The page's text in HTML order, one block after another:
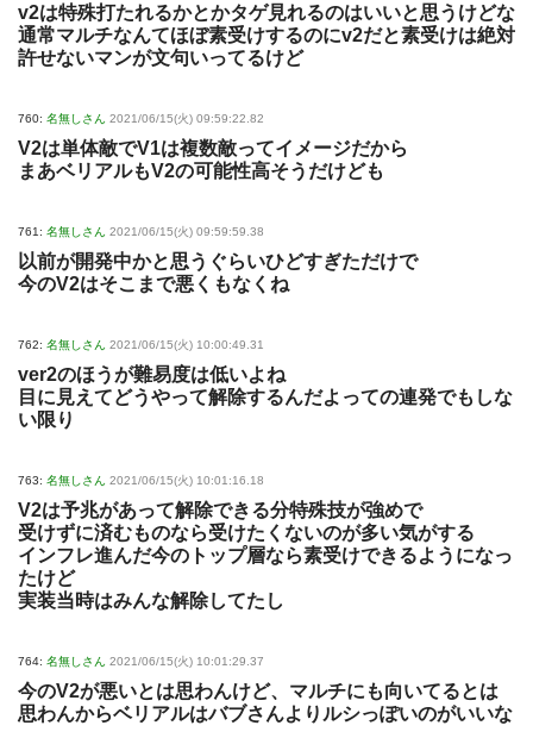
v2は特殊打たれるかとかタゲ見れるのはいいと思うけどな
通常マルチなんてほぼ素受けするのにv2だと素受けは絶対
許せないマンが文句いってるけど
760: 名無しさん 2021/06/15(火) 09:59:22.82
V2は単体敵でV1は複数敵ってイメージだから
まあベリアルもV2の可能性高そうだけども
761: 名無しさん 2021/06/15(火) 09:59:59.38
以前が開発中かと思うぐらいひどすぎただけで
今のV2はそこまで悪くもなくね
762: 名無しさん 2021/06/15(火) 10:00:49.31
ver2のほうが難易度は低いよね
目に見えてどうやって解除するんだよっての連発でもしな
い限り
763: 名無しさん 2021/06/15(火) 10:01:16.18
V2は予兆があって解除できる分特殊技が強めで
受けずに済むものなら受けたくないのが多い気がする
インフレ進んだ今のトップ層なら素受けできるようになっ
たけど
実装当時はみんな解除してたし
764: 名無しさん 2021/06/15(火) 10:01:29.37
今のV2が悪いとは思わんけど、マルチにも向いてるとは
思わんからベリアルはバブさんよりルシっぽいのがいいな